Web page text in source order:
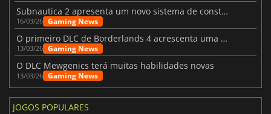
Subnautica 2 apresenta um novo sistema de construção de bases
16/03/26 Gaming News
O primeiro DLC de Borderlands 4 acrescenta uma nova personagem e muito mais
13/03/26 Gaming News
O DLC Mewgenics terá muitas habilidades novas
13/03/26 Gaming News
JOGOS POPULARES